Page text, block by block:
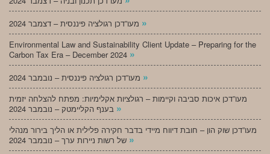
»
Environmental Law and Sustainability Client Update – Preparing for the
Carbon Tax Era – December 2024 »
»
מעו”דכן איכות סביבה וקיימות – רגולציות אקלימיות: מפתח להצלחה יזמית
»
מעו”דכן שוק הון – חובת דיווח מיידי בדבר חקירה פלילית או הליך בירור מנהלי
»